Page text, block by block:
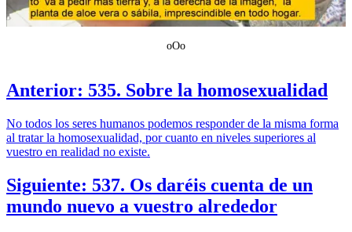
oOo
Anterior: 535. Sobre la homosexualidad
No todos los seres humanos podemos responder de la misma forma
al tratar la homosexualidad, por cuanto en niveles superiores al
vuestro en realidad no existe.
Siguiente: 537. Os daréis cuenta de un
mundo nuevo a vuestro alrededor